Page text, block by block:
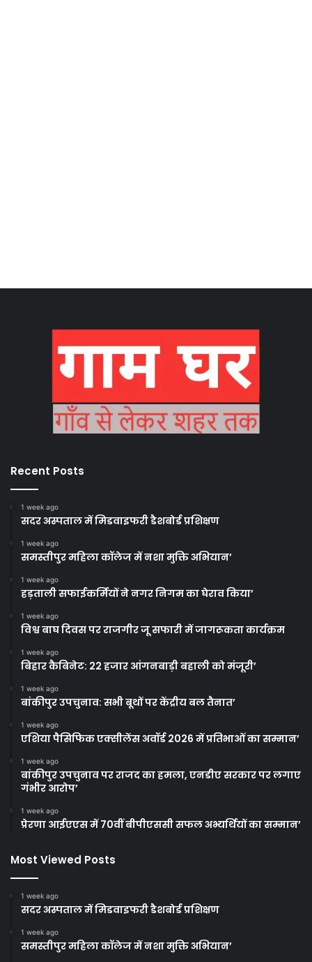
Recent Posts
1 week ago
सदर अस्पताल में मिडवाइफरी डैशबोर्ड प्रशिक्षण
1 week ago
समस्तीपुर महिला कॉलेज में नशा मुक्ति अभियान’
1 week ago
हड़ताली सफाईकर्मियों ने नगर निगम का घेराव किया’
1 week ago
विश्व बाघ दिवस पर राजगीर जू सफारी में जागरूकता कार्यक्रम
1 week ago
बिहार कैबिनेट: 22 हजार आंगनबाड़ी बहाली को मंजूरी’
1 week ago
बांकीपुर उपचुनाव: सभी बूथों पर केंद्रीय बल तैनात’
1 week ago
एशिया पैसिफिक एक्सीलेंस अवॉर्ड 2026 में प्रतिभाओं का सम्मान’
1 week ago
बांकीपुर उपचुनाव पर राजद का हमला, एनडीए सरकार पर लगाए
गंभीर आरोप’
1 week ago
प्रेरणा आईएएस में 70वीं बीपीएससी सफल अभ्यर्थियों का सम्मान’
Most Viewed Posts
1 week ago
सदर अस्पताल में मिडवाइफरी डैशबोर्ड प्रशिक्षण
1 week ago
समस्तीपुर महिला कॉलेज में नशा मुक्ति अभियान’